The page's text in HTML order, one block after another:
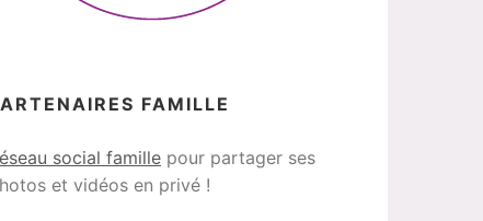
FAMILLE
social famille pour partager ses
et vidéos en privé !